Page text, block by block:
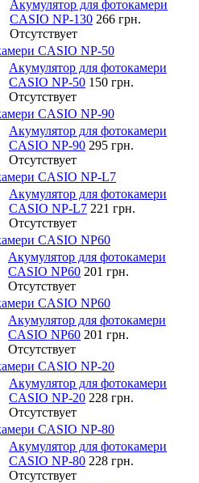
Акумулятор для фотокамери
CASIO NP-130 266 грн.
Отсутствует
CASIO NP-50
Акумулятор для фотокамери
CASIO NP-50 150 грн.
Отсутствует
CASIO NP-90
Акумулятор для фотокамери
CASIO NP-90 295 грн.
Отсутствует
CASIO NP-L7
Акумулятор для фотокамери
CASIO NP-L7 221 грн.
Отсутствует
CASIO NP60
Акумулятор для фотокамери
CASIO NP60 201 грн.
Отсутствует
CASIO NP60
Акумулятор для фотокамери
CASIO NP60 201 грн.
Отсутствует
CASIO NP-20
Акумулятор для фотокамери
CASIO NP-20 228 грн.
Отсутствует
CASIO NP-80
Акумулятор для фотокамери
CASIO NP-80 228 грн.
Отсутствует